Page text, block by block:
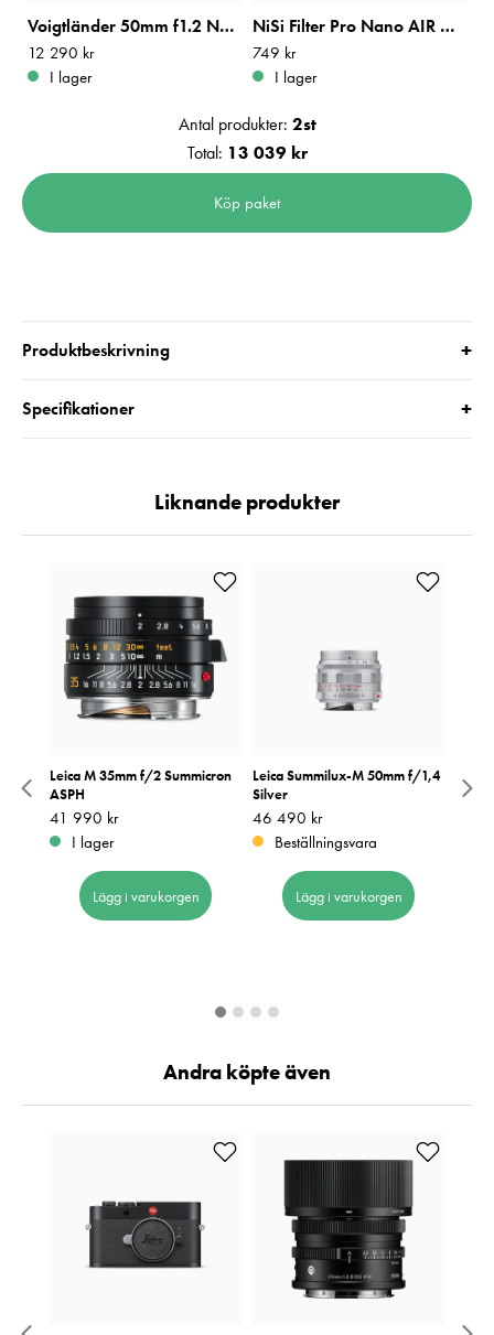
Voigtländer 50mm f1.2 Nokton VM för Leica M
Pris :12 290 kr
12 290 kr
I lager
NiSi Filter Pro Nano AIR UV 52mm
Pris: 749 kr
749 kr
I lager
Antal produkter: 2st
Total: 13 039 kr
Köp paket
Produktbeskrivning +
Specifikationer +
Liknande produkter
f/1,4
Leica M 35mm f/2 Summicron
ASPH
Pris :41 990 kr
41 990 kr
I lager
Lägg i varukorgen
Leica Summilux-M 50mm f/1,4
Silver
Pris :46 490 kr
46 490 kr
Beställningsvara
Lägg i varukorgen
-
Andra köpte även